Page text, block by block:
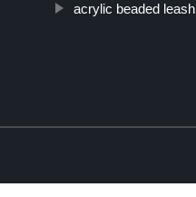
acrylic beaded leash